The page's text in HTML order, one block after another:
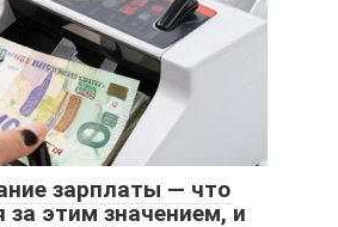
зарплаты — что
за этим значением, и